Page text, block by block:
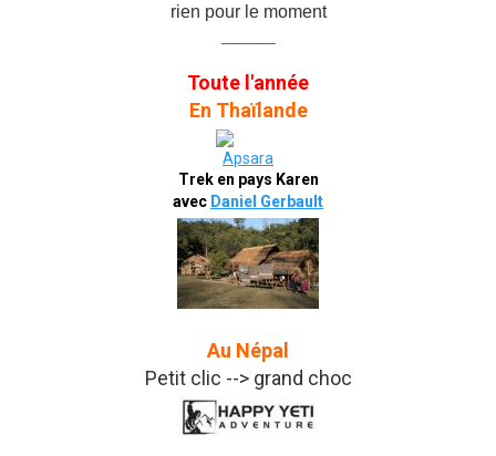
rien pour le moment
Toute l'année
En Thaïlande
Trek en pays Karen
avec Daniel Gerbault
Au Népal
Petit clic --> grand choc